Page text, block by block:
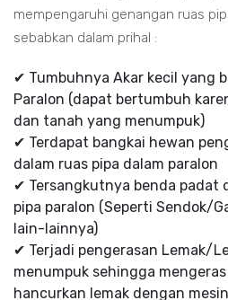
mempengaruhi genangan ruas
sebabkan dalam prihal :
✔ Tumbuhnya Akar kecil yang
Paralon (dapat bertumbuh
dan tanah yang menumpuk)
✔ Terdapat bangkai hewan
dalam ruas pipa dalam paralon
✔ Tersangkutnya benda padat
pipa paralon (Seperti Sendok/
lain-lainnya)
✔ Terjadi pengerasan Lemak/
menumpuk sehingga
hancurkan lemak dengan